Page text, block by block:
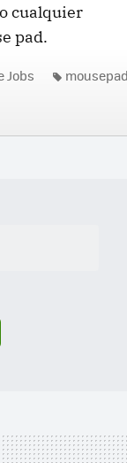
cualquier
pad.
Jobs